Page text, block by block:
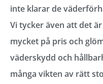
inte klarar de
Vi tycker även att det
mycket på pris och
väderskydd och
många vikten av rätt